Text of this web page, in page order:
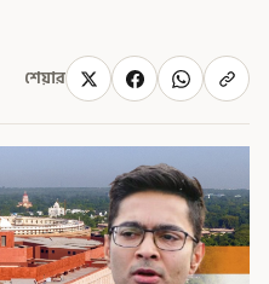
শেয়ার